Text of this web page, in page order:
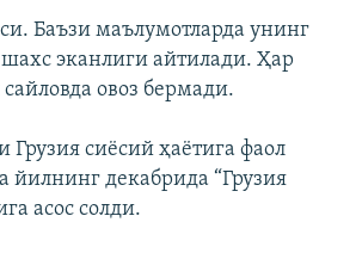
Баъзи маълумотларда унинг
эканлиги айтилади. Ҳар
овоз бермади.
Грузия сиёсий ҳаётига фаол
йилнинг декабрида “Грузия
асос солди.